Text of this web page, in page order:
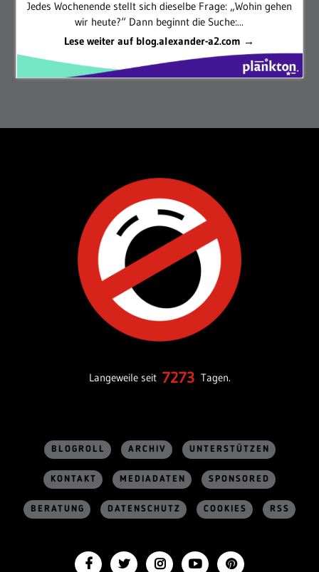
Jedes Wochenende stellt sich dieselbe Frage: „Wohin gehen
wir heute?“ Dann beginnt die Suche:...
Lese weiter auf blog.alexander-a2.com →
Langeweile seit 7273 Tagen.
BLOGROLL ARCHIV UNTERSTÜTZEN
KONTAKT MEDIADATEN SPONSORED
BERATUNG DATENSCHUTZ COOKIES RSS